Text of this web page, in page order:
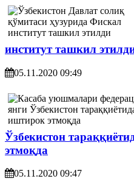
институт ташкил
05.11.2020 09:49
Ўзбекистон
этмоқда
05.11.2020 09:47